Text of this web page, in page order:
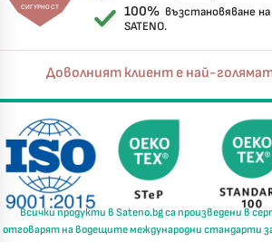
СИГУРНОСТ 100% възстановяване
SATENO.
Доволният клиент е най-
Всички продукти в Sateno.bgса произведени в
отговарят на водещите международни стандарти